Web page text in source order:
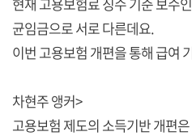
균임금으로 서로 다른데요.
이번 고용보험 개편을 통해 급여
차현주 앵커>
고용보험 제도의 소득기반 개편